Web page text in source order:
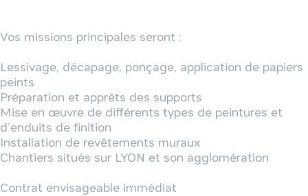
Vos missions principales seront :
Lessivage, décapage, ponçage, application de papiers
peints
Préparation et apprêts des supports
Mise en œuvre de différents types de peintures et
d’enduits de finition
Installation de revêtements muraux
Chantiers situés sur LYON et son agglomération
Contrat envisageable immédiat